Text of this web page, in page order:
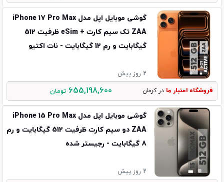
گوشی موبایل اپل مدل iPhone 17 Pro Max
ZAA تک سیم کارت + eSim ظرفیت 512
گیگابایت و رم 12 گیگابایت - نات اکتیو
2 روز پیش
فروشگاه اعتبار ما در کرمان 655,198,600 تومان
گوشی موبایل اپل مدل iPhone 15 Pro Max
ZAA دو سیم کارت ظرفیت 512 گیگابایت و رم
8 گیگابایت - رجیستر شده
2 روز پیش